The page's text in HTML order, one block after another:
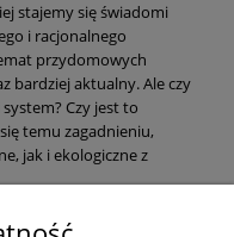
stajemy się świadomi
i racjonalnego
przydomowych
bardziej aktualny. Ale czy
Czy jest to
temu zagadnieniu,
jak i ekologiczne z